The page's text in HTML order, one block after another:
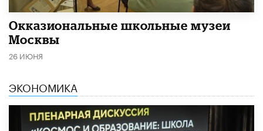
​Окказиональные школьные музеи
Москвы
26 ИЮНЯ
ЭКОНОМИКА